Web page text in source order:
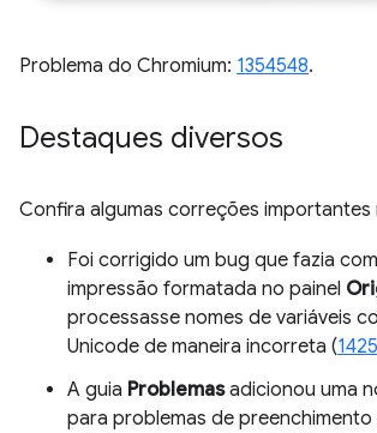
Problema do Chromium: 1354548.
Destaques diversos
Confira algumas correções importantes
Foi corrigido um bug que fazia
impressão formatada no painel
processasse nomes de variáveis
Unicode de maneira incorreta (
A guia Problemasadicionou uma
para problemas de